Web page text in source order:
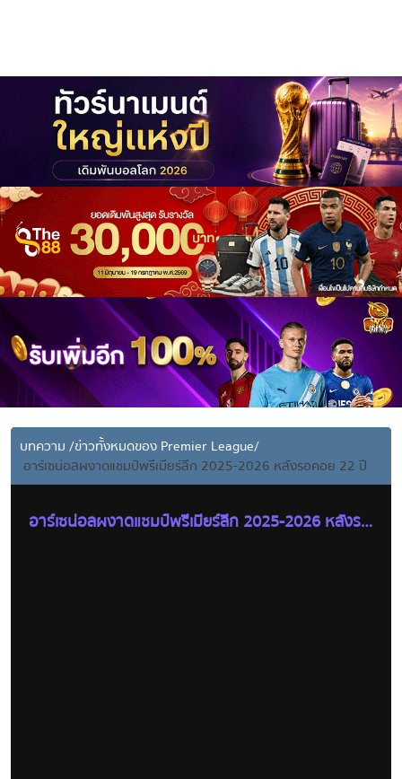
บทความ /ข่าวทั้งหมดของ Premier League/
อาร์เซน่อลผงาดแชมป์พรีเมียร์ลีก 2025-2026 หลังรอคอย 22 ปี
อาร์เซน่อลผงาดแชมป์พรีเมียร์ลีก 2025-2026 หลังรอ